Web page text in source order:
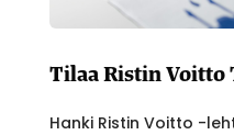
Tilaa Ristin Voitto
Hanki Ristin Voitto -